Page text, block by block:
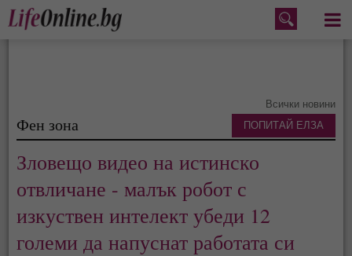
Меню
Всички новини
Фен зона
Зловещо видео на истинско
отвличане - малък робот с
изкуствен интелект убеди 12
големи да напуснат работата си
ПОПИТАЙ ЕЛЗА